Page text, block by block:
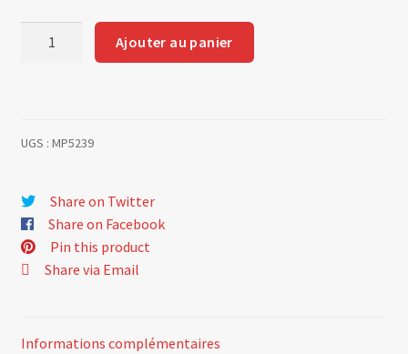
de
et
10cm
de
déport
Ajouter au panier
UGS : MP5239
Share on Twitter
Share on Facebook
Pin this product
Share via Email
Informations complémentaires